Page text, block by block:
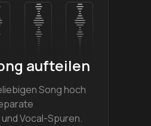
aufteilen
Song hoch
Vocal-Spuren.